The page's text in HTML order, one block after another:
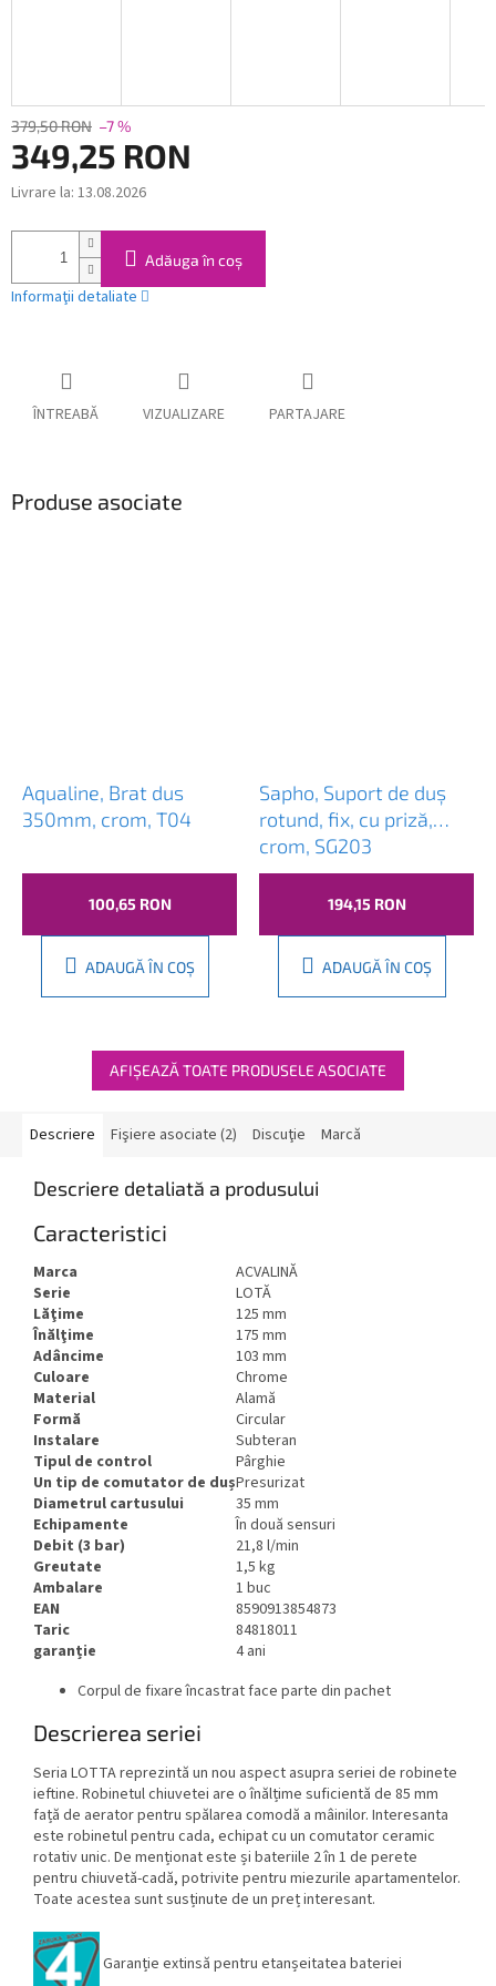
379,50 RON –7 %
349,25 RON
Evaluare
Livrare la: 13.08.2026
Adăuga în coş
Informaţii detaliate
ÎNTREABĂ VIZUALIZARE PARTAJARE
Produse asociate
Aqualine, Brat dus
350mm, crom, T04
100,65 RON
ADAUGĂ ÎN COŞ
Sapho, Suport de duș
rotund, fix, cu priză,
crom, SG203
194,15 RON
ADAUGĂ ÎN COŞ
AFIŞEAZĂ TOATE PRODUSELE ASOCIATE
Descriere Fişiere asociate (2) Discuţie Marcă
Descriere detaliată a produsului
Caracteristici
Marca
ACVALINĂ
Serie
LOTĂ
Lăţime
125 mm
Înălţime
175 mm
Adâncime
103 mm
Culoare
Chrome
Material
Alamă
Formă
Circular
Instalare
Subteran
Tipul de control
Pârghie
Un tip de comutator de dușPresurizat
Diametrul cartusului
35 mm
Echipamente
În două sensuri
Debit (3 bar)
21,8 l/min
Greutate
1,5 kg
Ambalare
1 buc
EAN
8590913854873
Taric
84818011
garanție
4 ani
Corpul de fixare încastrat face parte din pachet
Descrierea seriei
Seria LOTTA reprezintă un nou aspect asupra seriei de robinete
ieftine. Robinetul chiuvetei are o înălțime suficientă de 85 mm
față de aerator pentru spălarea comodă a mâinilor. Interesanta
este robinetul pentru cada, echipat cu un comutator ceramic
rotativ unic. De menționat este și bateriile 2 în 1 de perete
pentru chiuvetă-cadă, potrivite pentru miezurile apartamentelor.
Toate acestea sunt susținute de un preț interesant.
Garanție extinsă pentru etanșeitatea bateriei